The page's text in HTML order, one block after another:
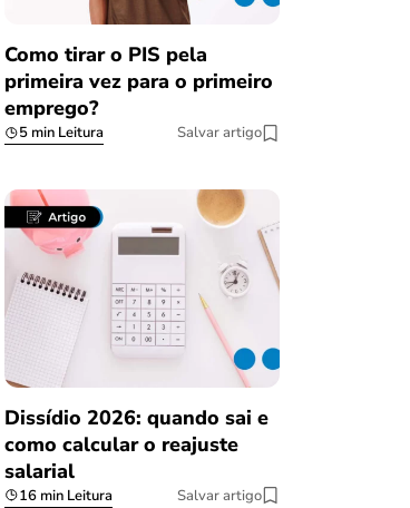
Como tirar o PIS pela
primeira vez para o primeiro
emprego?
5 min Leitura Salvar artigo
Dissídio 2026: quando sai e
como calcular o reajuste
salarial
16 min Leitura Salvar artigo